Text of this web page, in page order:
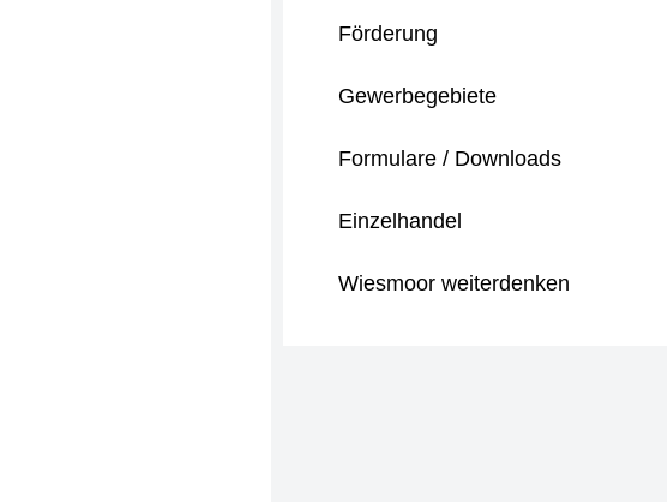
Förderung
Gewerbegebiete
Formulare / Downloads
Einzelhandel
Wiesmoor weiterdenken